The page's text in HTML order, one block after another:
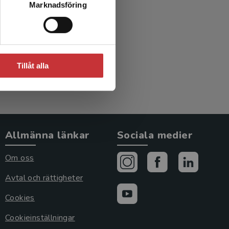
Marknadsföring
Tillåt alla
Allmänna länkar
Om oss
Avtal och rättigheter
Cookies
Cookieinställningar
Sociala medier